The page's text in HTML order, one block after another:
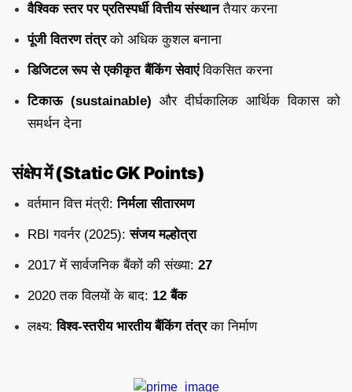
वैश्विक स्तर पर प्रतिस्पर्धी वित्तीय संस्थानतैयार करना
पूंजी वितरण तंत्रको अधिक कुशल बनाना
डिजिटल रूप से एकीकृत बैंकिंग सेवाएंविकसित करना
टिकाऊ (sustainable) और दीर्घकालिक आर्थिक विकास को
समर्थन देना
संक्षेप में (Static GK Points)
वर्तमान वित्त मंत्री:निर्मला सीतारमण
RBI गवर्नर (2025):संजय मल्होत्रा
2017 में सार्वजनिक बैंकों की संख्या: 27
2020 तक विलयों के बाद: 12 बैंक
लक्ष्य:विश्व-स्तरीय भारतीय बैंकिंग तंत्रका निर्माण